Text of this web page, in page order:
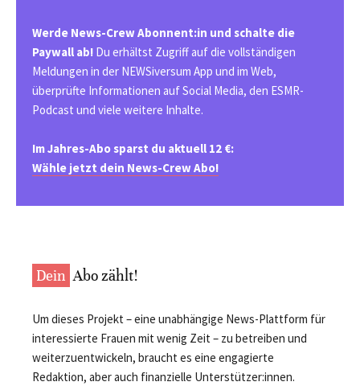
Werde News-Crew Abonnent:in und schalte die
Paywall ab! Du erhältst Zugriff auf die vollständigen
Meldungen in der NEWSiversum App und im Web,
überprüfte Informationen auf Social Media, den ESMR-
Podcast und viele weitere Inhalte.
Im Jahres-Abo sparst du aktuell 12 €:
Wähle jetzt dein News-Crew Abo!
Dein Abo zählt!
Um dieses Projekt – eine unabhängige News-Plattform für
interessierte Frauen mit wenig Zeit – zu betreiben und
weiterzuentwickeln, braucht es eine engagierte
Redaktion, aber auch finanzielle Unterstützer:innen.